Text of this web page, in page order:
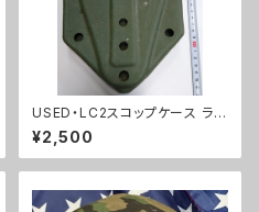
USED・LC2スコップケース ラバ
ータイプ(A0040)
¥2,500